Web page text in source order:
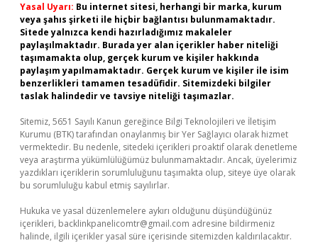
Yasal Uyarı: Bu internet sitesi, herhangi bir marka, kurum
veya şahıs şirketi ile hiçbir bağlantısı bulunmamaktadır.
Sitede yalnızca kendi hazırladığımız makaleler
paylaşılmaktadır. Burada yer alan içerikler haber niteliği
taşımamakta olup, gerçek kurum ve kişiler hakkında
paylaşım yapılmamaktadır. Gerçek kurum ve kişiler ile isim
benzerlikleri tamamen tesadüfidir. Sitemizdeki bilgiler
taslak halindedir ve tavsiye niteliği taşımazlar.
Sitemiz, 5651 Sayılı Kanun gereğince Bilgi Teknolojileri ve İletişim
Kurumu (BTK) tarafından onaylanmış bir Yer Sağlayıcı olarak hizmet
vermektedir. Bu nedenle, sitedeki içerikleri proaktif olarak denetleme
veya araştırma yükümlülüğümüz bulunmamaktadır. Ancak, üyelerimiz
yazdıkları içeriklerin sorumluluğunu taşımakta olup, siteye üye olarak
bu sorumluluğu kabul etmiş sayılırlar.
Hukuka ve yasal düzenlemelere aykırı olduğunu düşündüğünüz
içerikleri, backlinkpanelicomtr@gmail.com adresine bildirmeniz
halinde, ilgili içerikler yasal süre içerisinde sitemizden kaldırılacaktır.